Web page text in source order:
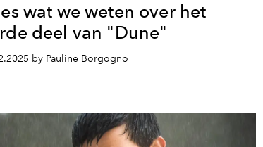
wat we weten over het
deel van "Dune"
by Pauline Borgogno